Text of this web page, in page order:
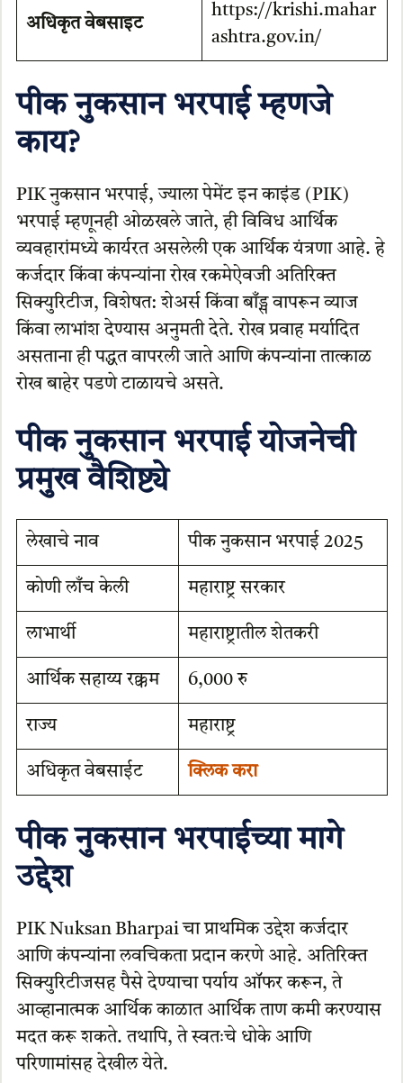
अधिकृत वेबसाइट
https://krishi.mahar
ashtra.gov.in/
पीक नुकसान भरपाई म्हणजे
काय?
PIK नुकसान भरपाई, ज्याला पेमेंट इन काइंड (PIK)
भरपाई म्हणूनही ओळखले जाते, ही विविध आर्थिक
व्यवहारांमध्ये कार्यरत असलेली एक आर्थिक यंत्रणा आहे. हे
कर्जदार किंवा कंपन्यांना रोख रकमेऐवजी अतिरिक्त
सिक्युरिटीज, विशेषत: शेअर्स किंवा बाँड्स वापरून व्याज
किंवा लाभांश देण्यास अनुमती देते. रोख प्रवाह मर्यादित
असताना ही पद्धत वापरली जाते आणि कंपन्यांना तात्काळ
रोख बाहेर पडणे टाळायचे असते.
पीक नुकसानभरपाई योजनेची
प्रमुख वैशिष्ट्ये
लेखाचे नाव पीक नुकसान भरपाई 2025
कोणी लाँच केली महाराष्ट्र सरकार
लाभार्थी महाराष्ट्रातील शेतकरी
आर्थिक सहाय्य रक्कम 6,000 रु
राज्य महाराष्ट्र
अधिकृत वेबसाईट क्लिक करा
पीक नुकसानभरपाईच्या मागे
उद्देश
PIK Nuksan Bharpai चा प्राथमिक उद्देश कर्जदार
आणि कंपन्यांना लवचिकता प्रदान करणे आहे. अतिरिक्त
सिक्युरिटीजसह पैसे देण्याचा पर्याय ऑफर करून, ते
आव्हानात्मक आर्थिक काळात आर्थिक ताण कमी करण्यास
मदत करू शकते. तथापि, ते स्वतःचे धोके आणि
परिणामांसह देखील येते.